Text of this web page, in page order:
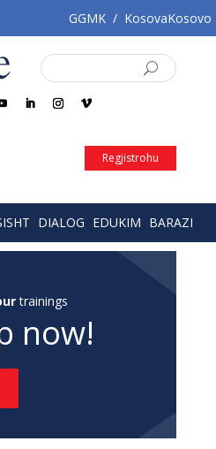
GGMK / KosovaKosovo
Regjistrohu
DIALOG EDUKIM BARAZI
trainings
now!